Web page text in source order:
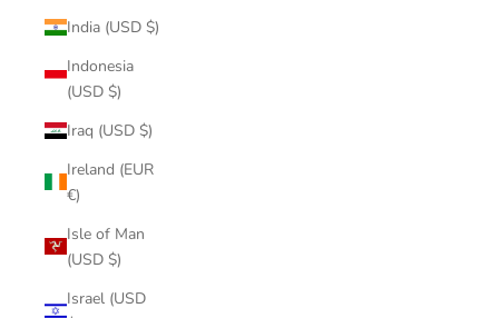
India (USD $)
Indonesia
(USD $)
Iraq (USD $)
Ireland (EUR
€)
Isle of Man
(USD $)
Israel (USD